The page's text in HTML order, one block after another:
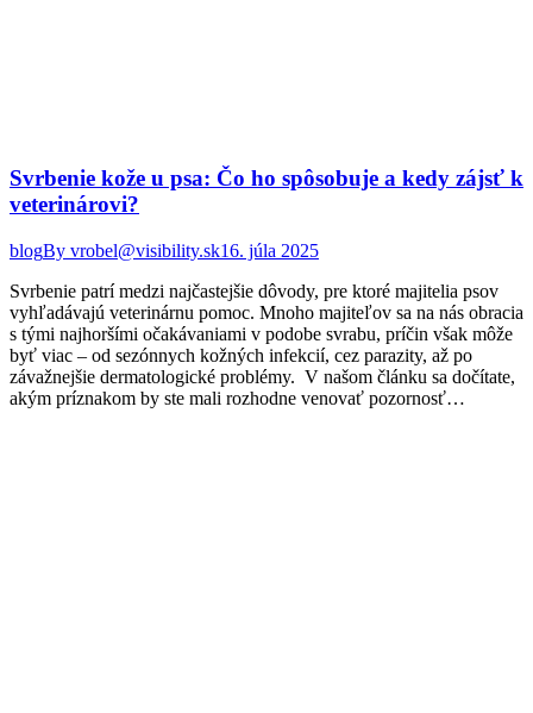
Svrbenie kože u psa: Čo ho spôsobuje a kedy zájsť k
veterinárovi?
blogBy vrobel@visibility.sk16. júla 2025
Svrbenie patrí medzi najčastejšie dôvody, pre ktoré majitelia psov
vyhľadávajú veterinárnu pomoc. Mnoho majiteľov sa na nás obracia
s tými najhoršími očakávaniami v podobe svrabu, príčin však môže
byť viac – od sezónnych kožných infekcií, cez parazity, až po
závažnejšie dermatologické problémy. V našom článku sa dočítate,
akým príznakom by ste mali rozhodne venovať pozornosť…